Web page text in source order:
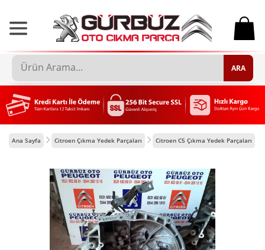
0
ARA
Ana Sayfa Citroen Çıkma Yedek Parçaları Citroen C5 Çıkma Yedek Parçaları